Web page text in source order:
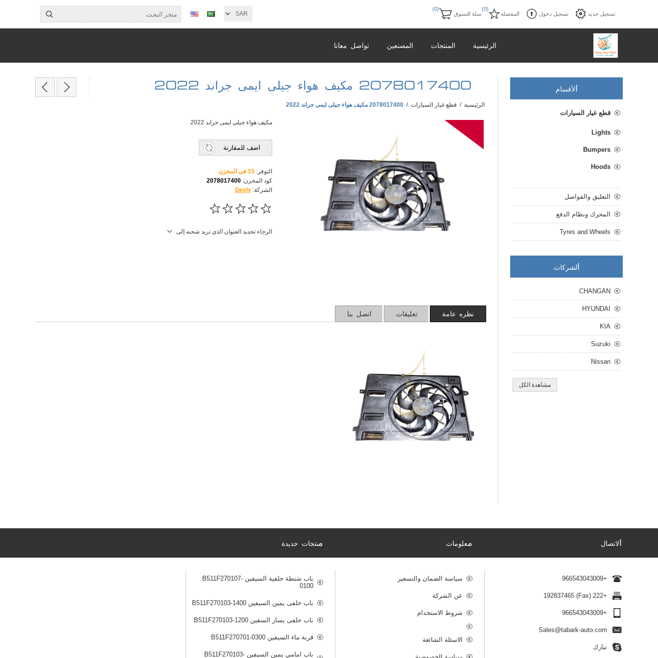
تسجيل جديد تسجيل دخول المفضلة
(0)
سلة التسوق
(0)
الرئيسية المنتجات المصنعين تواصل معانا
2078017400 مكيف هواء جيلى ايمى جراند 2022
الرئيسية / قطع غيار السيارات / 2078017400 مكيف هواء جيلى ايمى جراند 2022
مكيف هواء جيلى ايمى جراند 2022
اضف للمقارنة
التوفر: 15 فى المخزن
كود المخزن: 2078017400
الشركة: Geely
الرجاء تحديد العنوان الذي تريد شحنه إلى
نظره عامة تعليقات اتصل بنا
لأقسام
قطع غيار السيارات
Lights
Bumpers
Hoods
التعليق والفواصل
المحرك ونظام الدفع
Tyres and Wheels
لشركات
CHANGAN
HYUNDAI
KIA
Suzuki
Nissan
مشاهدة الكل
لاتصال
+966543043009
+222 (Fax) 192837465
+966543043009
Sales@tabark-auto.com
تبارك
معلومات
سياسة الضمان والتسعير
عن الشركة
شروط الاستخدام
الاسئلة الشائعة
منتجات جديدة
باب شنطة خلفية السيفين B511F270107-
0100
باب خلفى يمين السيفين B511F270103-1400
باب خلفى يسار السفين B511F270103-1200
قربة ماء السيفين B511F270701-0300
باب امامي يمين السيفين B511F270103-